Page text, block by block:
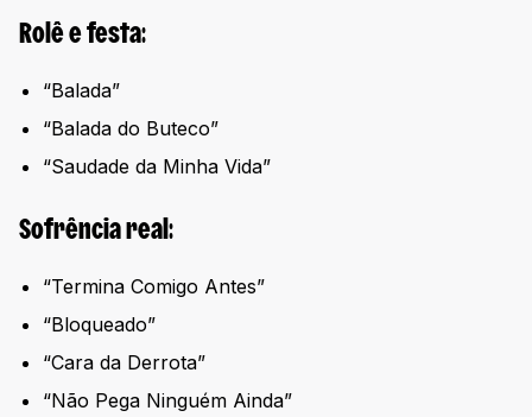
Rolê e festa:
“Balada”
“Balada do Buteco”
“Saudade da Minha Vida”
Sofrência real:
“Termina Comigo Antes”
“Bloqueado”
“Cara da Derrota”
“Não Pega Ninguém Ainda”